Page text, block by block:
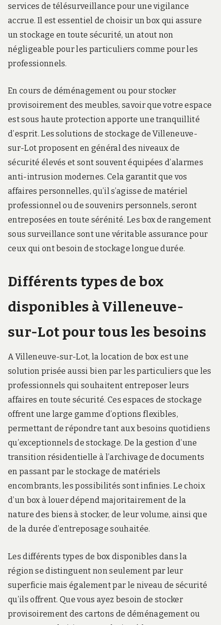
services de télésurveillance pour une vigilance
accrue. Il est essentiel de choisir un box qui assure
un stockage en toute sécurité, un atout non
négligeable pour les particuliers comme pour les
professionnels.
En cours de déménagement ou pour stocker
provisoirement des meubles, savoir que votre espace
est sous haute protection apporte une tranquillité
d’esprit. Les solutions de stockage de Villeneuve-
sur-Lot proposent en général des niveaux de
sécurité élevés et sont souvent équipées d’alarmes
anti-intrusion modernes. Cela garantit que vos
affaires personnelles, qu’il s’agisse de matériel
professionnel ou de souvenirs personnels, seront
entreposées en toute sérénité. Les box de rangement
sous surveillance sont une véritable assurance pour
ceux qui ont besoin de stockage longue durée.
Différents types de box
disponibles à Villeneuve-
sur-Lot pour tous les besoins
A Villeneuve-sur-Lot, la location de box est une
solution prisée aussi bien par les particuliers que les
professionnels qui souhaitent entreposer leurs
affaires en toute sécurité. Ces espaces de stockage
offrent une large gamme d’options flexibles,
permettant de répondre tant aux besoins quotidiens
qu’exceptionnels de stockage. De la gestion d’une
transition résidentielle à l’archivage de documents
en passant par le stockage de matériels
encombrants, les possibilités sont infinies. Le choix
d’un box à louer dépend majoritairement de la
nature des biens à stocker, de leur volume, ainsi que
de la durée d’entreposage souhaitée.
Les différents types de box disponibles dans la
région se distinguent non seulement par leur
superficie mais également par le niveau de sécurité
qu’ils offrent. Que vous ayez besoin de stocker
provisoirement des cartons de déménagement ou